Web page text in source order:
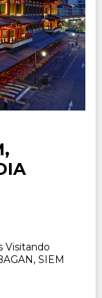
Visitando
SIEM